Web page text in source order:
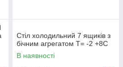
Стіл холодильний 7 ящиків з
бічним агрегатом Т= -2 +8С
В наявності